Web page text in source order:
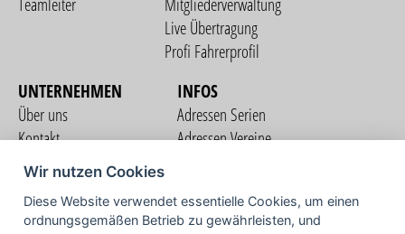
Live Übertragung
Profi Fahrerprofil
UNTERNEHMEN
Über uns
Kontakt
Nutzungsbedingungen
Datenschutzerklärung
Impressum
INFOS
Adressen Serien
Adressen Vereine
COMMUNITY
Wir nutzen Cookies
Diese Website verwendet essentielle Cookies, um einen
ordnungsgemäßen Betrieb zu gewährleisten, und